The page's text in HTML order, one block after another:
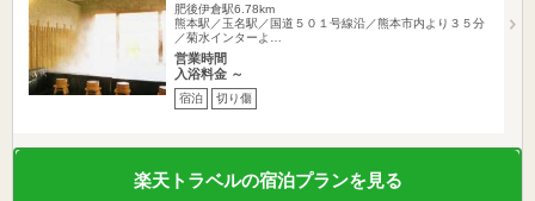
肥後伊倉駅6.78km
熊本駅／玉名駅／国道５０１号線沿／熊本市内より３５分
／菊水インターよ…
営業時間
入浴料金 ～
宿泊 切り傷
楽天トラベルの宿泊プランを見る